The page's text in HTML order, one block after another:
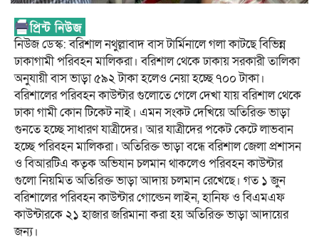
নিউজ ডেস্ক: বরিশাল নথুল্লাবাদ বাস টার্মিনালে গলা কাটছে বিভিন্ন
ঢাকাগামী পরিবহন মালিকরা। বরিশাল থেকে ঢাকায় সরকারী তালিকা
অনুযায়ী বাস ভাড়া ৫৯২ টাকা হলেও নেয়া হচ্ছে ৭০০ টাকা।
বরিশালের পরিবহন কাউন্টার গুলোতে গেলে দেখা যায় বরিশাল থেকে
ঢাকা গামী কোন টিকেট নাই। এমন সংকট দেখিয়ে অতিরিক্ত ভাড়া
গুনতে হচ্ছে সাধারণ যাত্রীদের। আর যাত্রীদের পকেট কেটে লাভবান
হচ্ছে পরিবহন মালিকরা। অতিরিক্ত ভাড়া বন্ধে বরিশাল জেলা প্রশাসন
ও বিআরটিএ কতৃক অভিযান চলমান থাকলেও পরিবহন কাউন্টার
গুলো নিয়মিত অতিরিক্ত ভাড়া আদায় চলমান রেখেছে। গত ১ জুন
বরিশালের পরিবহন কাউন্টার গোল্ডেন লাইন, হানিফ ও বিএমএফ
কাউন্টারকে ২১ হাজার জরিমানা করা হয় অতিরিক্ত ভাড়া আদায়ের
জন্য।